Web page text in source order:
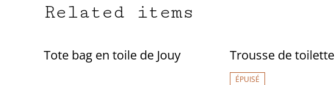
Related items
Tote bag en toile de Jouy Trousse de toilette
ÉPUISÉ